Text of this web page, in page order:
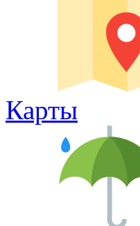
Карты